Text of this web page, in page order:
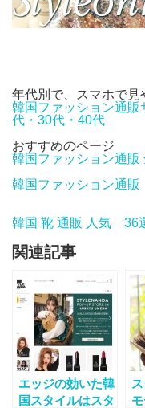
年代別で、スマホで見
韓国ファッション通
代・30代・40代
おすすめのページ
韓国ファッション通
韓国ファッション通
韓国 靴 通販 人気 36
関連記事
エッジの効いた韓
国スタイルはスタ